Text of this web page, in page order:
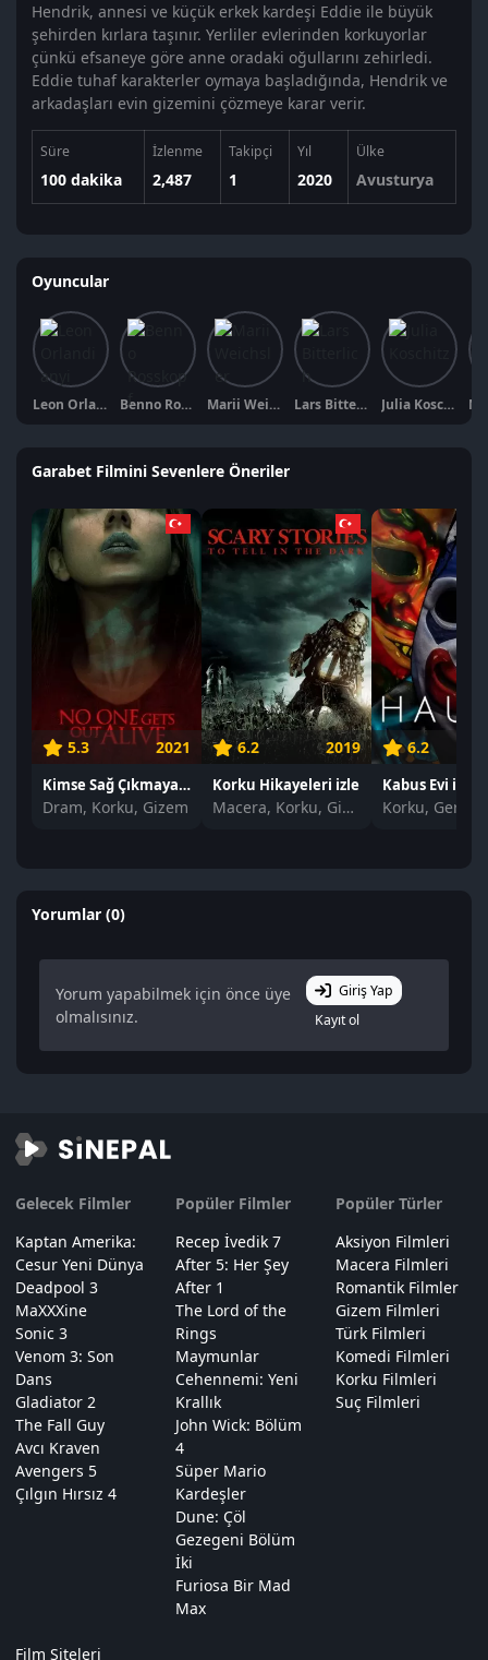
Hendrik, annesi ve küçük erkek kardeşi Eddie ile büyük
şehirden kırlara taşınır. Yerliler evlerinden korkuyorlar
çünkü efsaneye göre anne oradaki oğullarını zehirledi.
Eddie tuhaf karakterler oymaya başladığında, Hendrik ve
arkadaşları evin gizemini çözmeye karar verir.
Süre
100 dakika
İzlenme
2,487
Takipçi
1
Yıl
2020
Ülke
Avusturya
Oyuncular
Leon Orlandianyi Benno Rosskopf Marii Weichsler Lars Bitterlich Julia Koschitz
Garabet Filmini Sevenlere Öneriler
5.3 2021
Kimse Sağ Çıkmayacak izle
Dram, Korku, Gizem
6.2 2019
Korku Hikayeleri izle
Macera, Korku, Gizem
6.2
Kabus Evi izle
Korku, Gerilim
Yorumlar (0)
Yorum yapabilmek için önce üye
olmalısınız.
Giriş Yap
Kayıt ol
Gelecek Filmler
Kaptan Amerika:
Cesur Yeni Dünya
Deadpool 3
MaXXXine
Sonic 3
Venom 3: Son
Dans
Gladiator 2
The Fall Guy
Avcı Kraven
Avengers 5
Çılgın Hırsız 4
Popüler Filmler
Recep İvedik 7
After 5: Her Şey
After 1
The Lord of the
Rings
Maymunlar
Cehennemi: Yeni
Krallık
John Wick: Bölüm
4
Süper Mario
Kardeşler
Dune: Çöl
Gezegeni Bölüm
İki
Furiosa Bir Mad
Max
Popüler Türler
Aksiyon Filmleri
Macera Filmleri
Romantik Filmler
Gizem Filmleri
Türk Filmleri
Komedi Filmleri
Korku Filmleri
Suç Filmleri
Film Siteleri